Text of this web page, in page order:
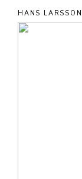
HANS LARSSON